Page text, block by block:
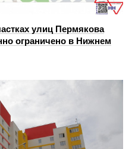
улиц Пермякова
ограничено в Нижнем